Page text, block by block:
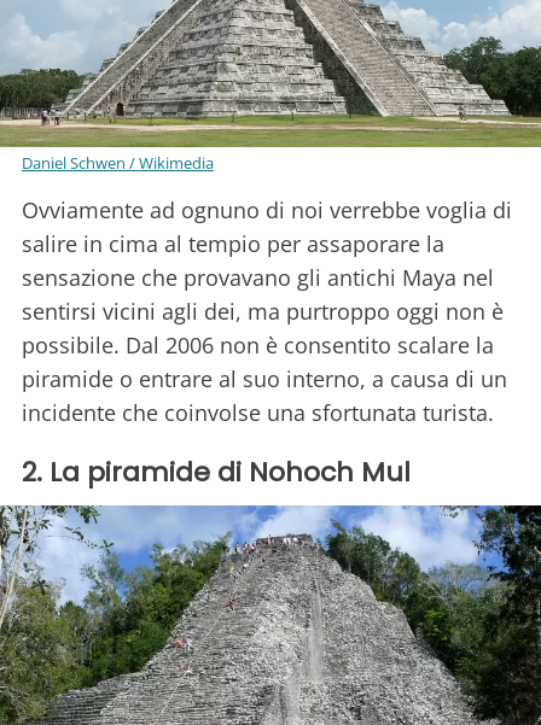
Daniel Schwen / Wikimedia
Ovviamente ad ognuno di noi verrebbe voglia di
salire in cima al tempio per assaporare la
sensazione che provavano gli antichi Maya nel
sentirsi vicini agli dei, ma purtroppo oggi non è
possibile. Dal 2006 non è consentito scalare la
piramide o entrare al suo interno, a causa di un
incidente che coinvolse una sfortunata turista.
2. La piramide di Nohoch Mul